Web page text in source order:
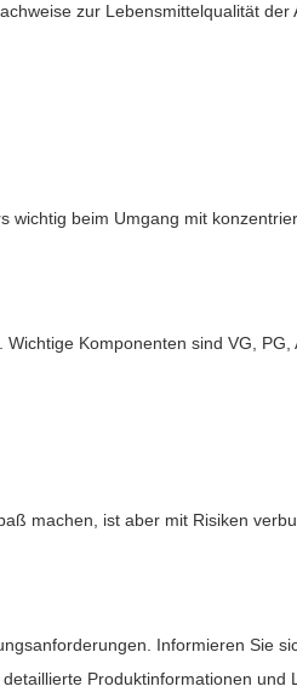
zur Lebensmittelqualität der
wichtig beim Umgang mit
Komponenten sind VG, PG,
machen, ist aber mit Risiken
Informieren Sie
Produktinformationen und